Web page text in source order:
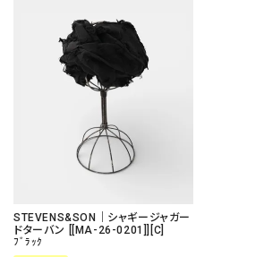
STEVENS&SON｜シャギージャガー
ドターバン [[MA-26-0201]][C]
ﾌﾞﾗｯｸ